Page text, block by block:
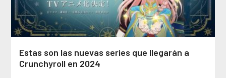
Estas son las nuevas series que llegarán a
Crunchyroll en 2024